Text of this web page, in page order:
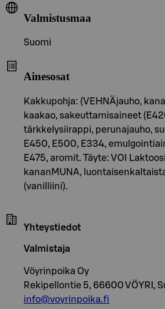
Valmistusmaa
Suomi
Ainesosat
Kakkupohja: (VEHNÄjauho,
kaakao, sakeuttamisaineet
tärkkelysiirappi, perunajauho,
E450, E500, E334,
E475, aromit. Täyte: VOI
kananMUNA,
(vanilliini).
Yhteystiedot
Valmistaja
Vöyrinpoika Oy
Rekipellontie 5, 66600 VÖYRI,
info@voyrinpoika.fi